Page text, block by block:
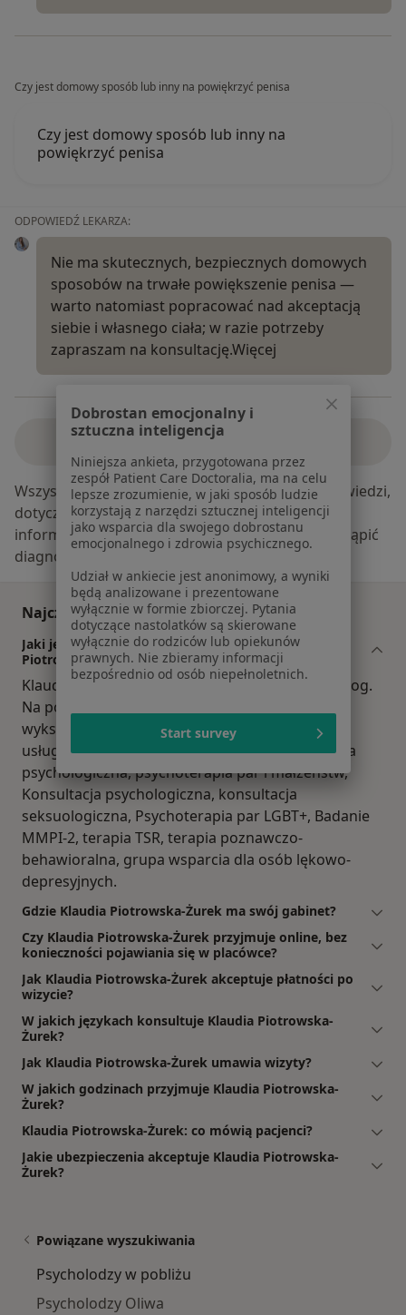
Czy jest domowy sposób lub inny na powiękrzyć penisa
Czy jest domowy sposób lub inny na
powiękrzyć penisa
ODPOWIEDŹ LEKARZA:
Nie ma skutecznych, bezpiecznych domowych
sposobów na trwałe powiększenie penisa —
warto natomiast popracować nad akceptacją
siebie i własnego ciała; w razie potrzeby
zapraszam na konsultację.Więcej
Zobacz wszystkie odpowiedzi
Wszystkie treści, w szczególności pytania i odpowiedzi,
dotyczące tematyki medycznej mają charakter
informacyjny i w żadnym wypadku nie mogą zastąpić
diagnozy medycznej.
Najczęściej zadawane pytania
Jaki jest zakres porad oferowanych przez Klaudia
Piotrowska-Żurek?
Klaudia Piotrowska-Żurek to psycholog, seksuolog.
Na podstawie swojego doświadczenia i
wykształcenia Klaudia Piotrowska-Żurek oferuje
usługi takie jak: opinia psychologiczna, Diagnoza
psychologiczna, psychoterapia par i małżeństw,
Konsultacja psychologiczna, konsultacja
seksuologiczna, Psychoterapia par LGBT+, Badanie
MMPI-2, terapia TSR, terapia poznawczo-
behawioralna, grupa wsparcia dla osób lękowo-
depresyjnych.
Gdzie Klaudia Piotrowska-Żurek ma swój gabinet?
Czy Klaudia Piotrowska-Żurek przyjmuje online, bez
konieczności pojawiania się w placówce?
Jak Klaudia Piotrowska-Żurek akceptuje płatności po
wizycie?
W jakich językach konsultuje Klaudia Piotrowska-
Żurek?
Jak Klaudia Piotrowska-Żurek umawia wizyty?
W jakich godzinach przyjmuje Klaudia Piotrowska-
Żurek?
Klaudia Piotrowska-Żurek: co mówią pacjenci?
Jakie ubezpieczenia akceptuje Klaudia Piotrowska-
Żurek?
Powiązane wyszukiwania
Psycholodzy w pobliżu
Psycholodzy Oliwa
Dobrostan emocjonalny i
sztuczna inteligencja
Niniejsza ankieta, przygotowana przez
zespół Patient Care Doctoralia, ma na celu
lepsze zrozumienie, w jaki sposób ludzie
korzystają z narzędzi sztucznej inteligencji
jako wsparcia dla swojego dobrostanu
emocjonalnego i zdrowia psychicznego.
Udział w ankiecie jest anonimowy, a wyniki
będą analizowane i prezentowane
wyłącznie w formie zbiorczej. Pytania
dotyczące nastolatków są skierowane
wyłącznie do rodziców lub opiekunów
prawnych. Nie zbieramy informacji
bezpośrednio od osób niepełnoletnich.
Start survey